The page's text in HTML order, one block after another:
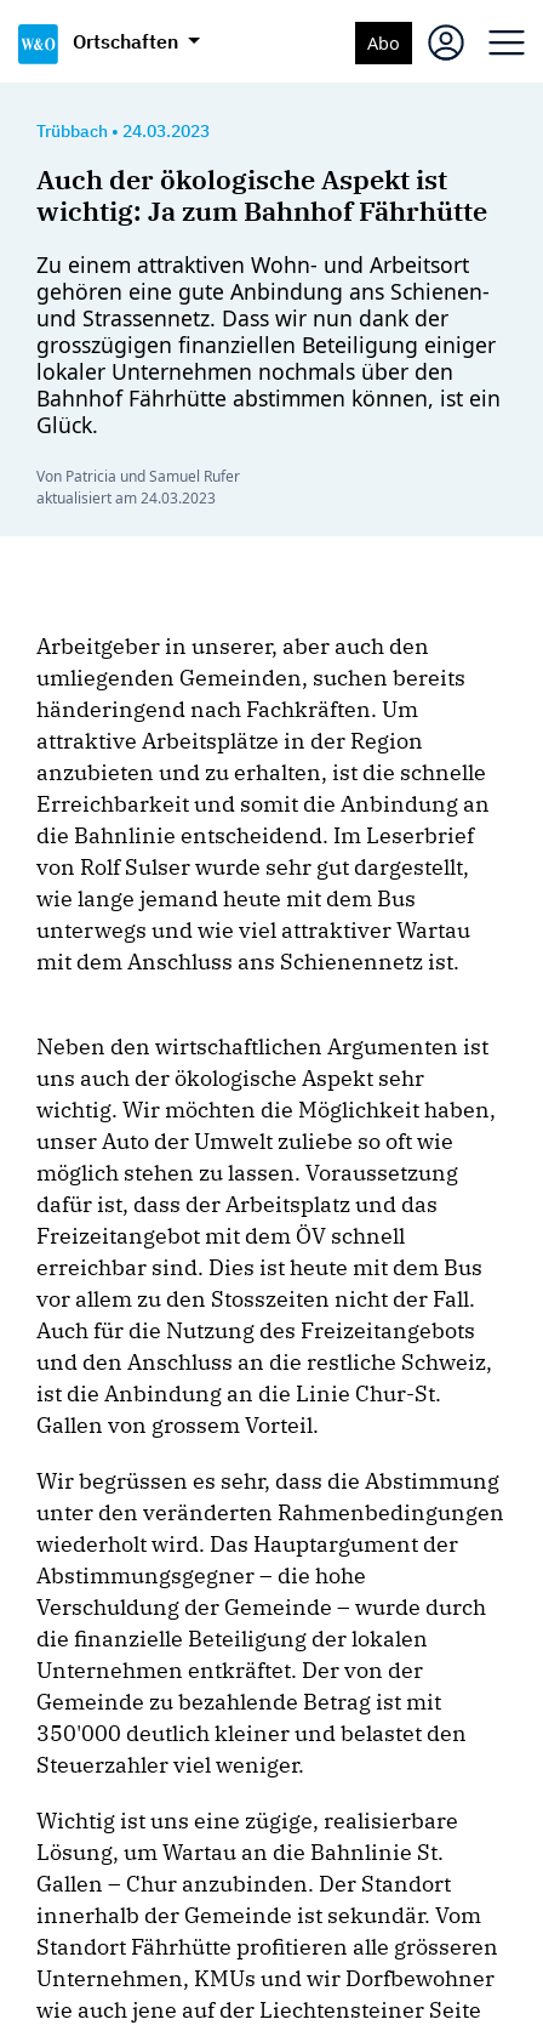
Ortschaften Abo
Trübbach • 24.03.2023
Auch der ökologische Aspekt ist
wichtig: Ja zum Bahnhof Fährhütte
Zu einem attraktiven Wohn- und Arbeitsort
gehören eine gute Anbindung ans Schienen-
und Strassennetz. Dass wir nun dank der
grosszügigen finanziellen Beteiligung einiger
lokaler Unternehmen nochmals über den
Bahnhof Fährhütte abstimmen können, ist ein
Glück.
Von Patricia und Samuel Rufer
aktualisiert am24.03.2023
Arbeitgeber in unserer, aber auch den
umliegenden Gemeinden, suchen bereits
händeringend nach Fachkräften. Um
attraktive Arbeitsplätze in der Region
anzubieten und zu erhalten, ist die schnelle
Erreichbarkeit und somit die Anbindung an
die Bahnlinie entscheidend. Im Leserbrief
von Rolf Sulser wurde sehr gut dargestellt,
wie lange jemand heute mit dem Bus
unterwegs und wie viel attraktiver Wartau
mit dem Anschluss ans Schienennetz ist.
Neben den wirtschaftlichen Argumenten ist
uns auch der ökologische Aspekt sehr
wichtig. Wir möchten die Möglichkeit haben,
unser Auto der Umwelt zuliebe so oft wie
möglich stehen zu lassen. Voraussetzung
dafür ist, dass der Arbeitsplatz und das
Freizeitangebot mit dem ÖV schnell
erreichbar sind. Dies ist heute mit dem Bus
vor allem zu den Stosszeiten nicht der Fall.
Auch für die Nutzung des Freizeitangebots
und den Anschluss an die restliche Schweiz,
ist die Anbindung an die Linie Chur-St.
Gallen von grossem Vorteil.
Wir begrüssen es sehr, dass die Abstimmung
unter den veränderten Rahmenbedingungen
wiederholt wird. Das Hauptargument der
Abstimmungsgegner – die hohe
Verschuldung der Gemeinde – wurde durch
die finanzielle Beteiligung der lokalen
Unternehmen entkräftet. Der von der
Gemeinde zu bezahlende Betrag ist mit
350'000 deutlich kleiner und belastet den
Steuerzahler viel weniger.
Wichtig ist uns eine zügige, realisierbare
Lösung, um Wartau an die Bahnlinie St.
Gallen – Chur anzubinden. Der Standort
innerhalb der Gemeinde ist sekundär. Vom
Standort Fährhütte profitieren alle grösseren
Unternehmen, KMUs und wir Dorfbewohner
wie auch jene auf der Liechtensteiner Seite